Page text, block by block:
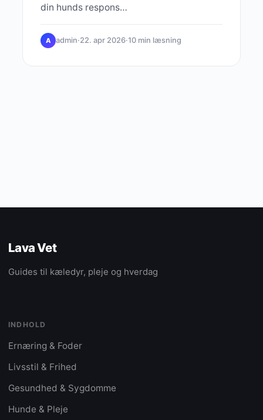
din hunds respons…
A admin·22. apr 2026·10 min læsning
Lava Vet
Guides til kæledyr, pleje og hverdag
INDHOLD
Ernæring & Foder
Livsstil & Frihed
Gesundhed & Sygdomme
Hunde & Pleje